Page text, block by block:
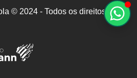
© 2024 - Todos os direitos